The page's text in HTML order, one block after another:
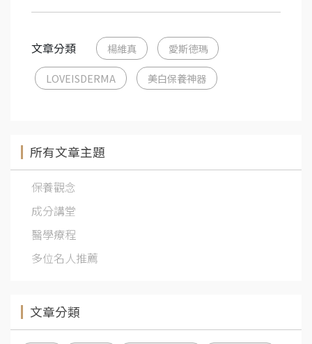
文章分類 楊維真 愛斯德瑪
LOVEISDERMA 美白保養神器
所有文章主題
保養觀念
成分講堂
醫學療程
多位名人推薦
文章分類